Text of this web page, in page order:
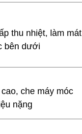
thu nhiệt, làm mát
bên dưới
che máy móc
nặng